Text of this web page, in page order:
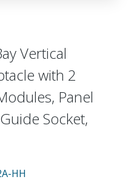
Vertical
with 2
Panel
Socket,
HH